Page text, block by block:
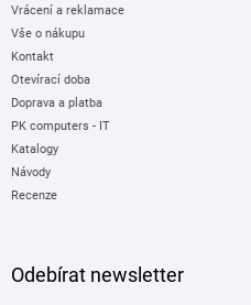
Vrácení a reklamace
Vše o nákupu
Kontakt
Otevírací doba
Doprava a platba
PK computers - IT
Katalogy
Návody
Recenze
Odebírat newsletter